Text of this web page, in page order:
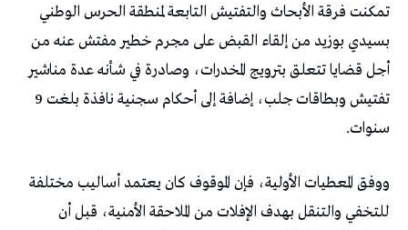
تمكنت فرقة الأبحاث والتفتيش التابعة لمنطقة الحرس الوطني
بسيدي بوزيد من إلقاء القبض على مجرم خطير مفتش عنه من
أجل قضايا تتعلق بترويج المخدرات، وصادرة في شأنه عدة مناشير
تفتيش وبطاقات جلب، إضافة إلى أحكام سجنية نافذة بلغت 9
سنوات.
ووفق المعطيات الأولية، فإن الموقوف كان يعتمد أساليب مختلفة
للتخفي والتنقل بهدف الإفلات من الملاحقة الأمنية، قبل أن